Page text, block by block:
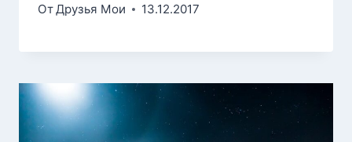
ОтДрузья Мои 13.12.2017